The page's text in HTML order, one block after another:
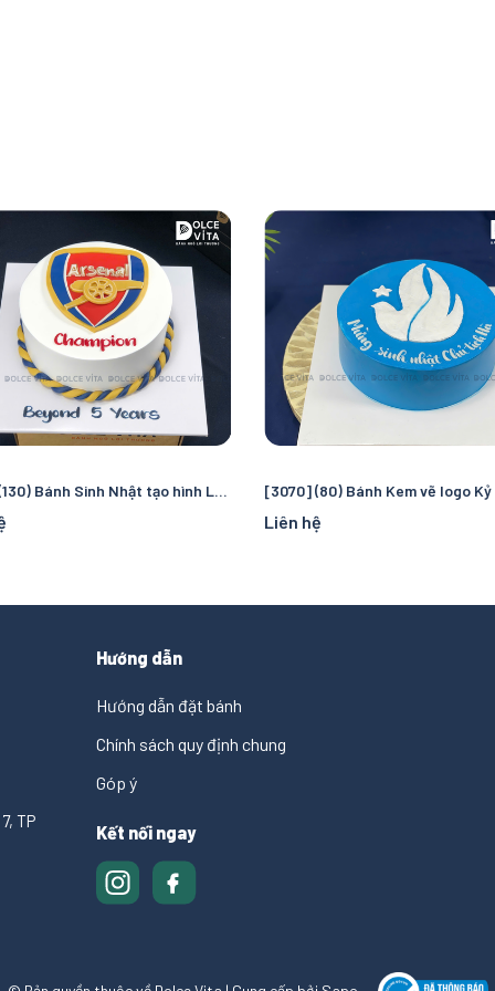
[3103] (130) Bánh Sinh Nhật tạo hình Logo Arsenal – Món Quà Độc Đáo Cho Fan Bóng Đá Pháo Thủ
Liên hệ
TP
Hướng dẫn
Hướng dẫn đặt bánh
Chính sách quy định chung
Góp ý
Kết nối ngay